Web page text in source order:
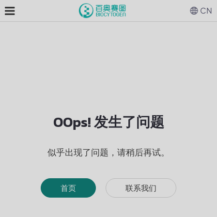
OOps! 发生了问题
似乎出现了问题，请稍后再试。
首页 联系我们
CN